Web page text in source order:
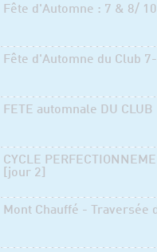
Fête d'Automne : 7 & 8/
Fête d'Automne du Club
FETE automnale DU
CYCLE
[jour 2]
Mont Chauffé - Traversée